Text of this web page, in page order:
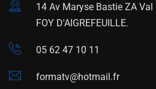
14 Av Maryse Bastie ZA
FOY D'AIGREFEUILLE.
05 62 47 10 11
formatv@hotmail.fr